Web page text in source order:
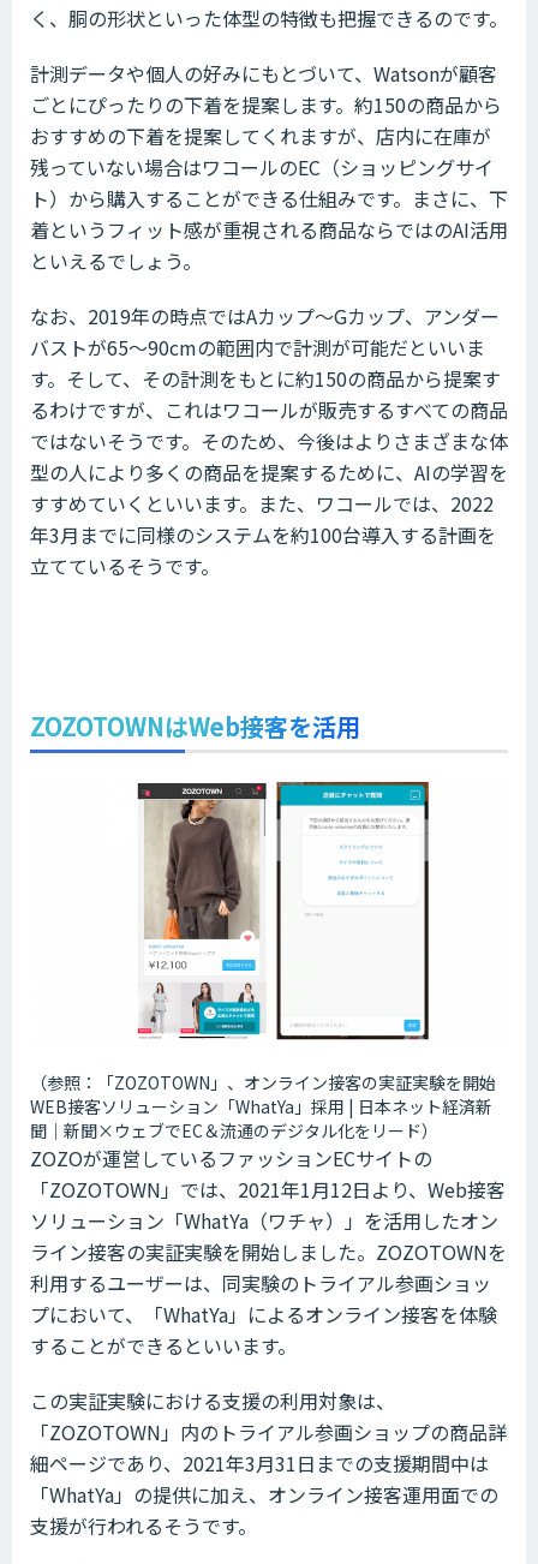
く、胴の形状といった体型の特徴も把握できるのです。
計測データや個人の好みにもとづいて、Watsonが顧客
ごとにぴったりの下着を提案します。約150の商品から
おすすめの下着を提案してくれますが、店内に在庫が
残っていない場合はワコールのEC（ショッピングサイ
ト）から購入することができる仕組みです。まさに、下
着というフィット感が重視される商品ならではのAI活用
といえるでしょう。
なお、2019年の時点ではAカップ〜Gカップ、アンダー
バストが65〜90cmの範囲内で計測が可能だといいま
す。そして、その計測をもとに約150の商品から提案す
るわけですが、これはワコールが販売するすべての商品
ではないそうです。そのため、今後はよりさまざまな体
型の人により多くの商品を提案するために、AIの学習を
すすめていくといいます。また、ワコールでは、2022
年3月までに同様のシステムを約100台導入する計画を
立てているそうです。
ZOZOTOWNはWeb接客を活用
（参照：「ZOZOTOWN」、オンライン接客の実証実験を開始
WEB接客ソリューション「WhatYa」採用 | 日本ネット経済新
聞｜新聞×ウェブでEC＆流通のデジタル化をリード）
ZOZOが運営しているファッションECサイトの
「ZOZOTOWN」では、2021年1月12日より、Web接客
ソリューション「WhatYa（ワチャ）」を活用したオン
ライン接客の実証実験を開始しました。ZOZOTOWNを
利用するユーザーは、同実験のトライアル参画ショッ
プにおいて、「WhatYa」によるオンライン接客を体験
することができるといいます。
この実証実験における支援の利用対象は、
「ZOZOTOWN」内のトライアル参画ショップの商品詳
細ページであり、2021年3月31日までの支援期間中は
「WhatYa」の提供に加え、オンライン接客運用面での
支援が行われるそうです。